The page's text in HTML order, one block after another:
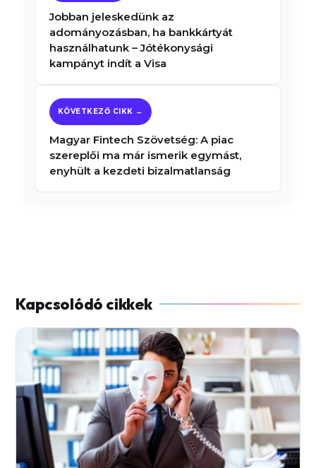
Jobban jeleskedünk az
adományozásban, ha bankkártyát
használhatunk – Jótékonysági
kampányt indít a Visa
Magyar Fintech Szövetség: A piac
szereplői ma már ismerik egymást,
enyhült a kezdeti bizalmatlanság